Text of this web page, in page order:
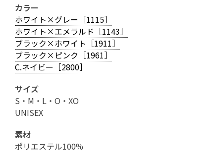
カラー
ホワイト×グレー［1115］
ホワイト×エメラルド［1143］
ブラック×ホワイト［1911］
ブラック×ピンク［1961］
C.ネイビー［2800］
サイズ
S・M・L・O・XO
UNISEX
素材
ポリエステル100%